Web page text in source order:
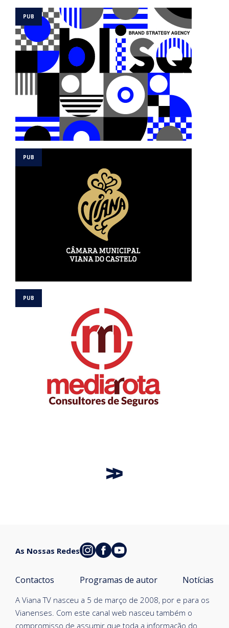
A Viana TV nasceu a 5 de março de 2008, por e para os
Vianenses. Com este canal web nasceu também o
compromisso de assumir que toda a informação do
Contactos Programas de autor Notícias
As Nossas Redes